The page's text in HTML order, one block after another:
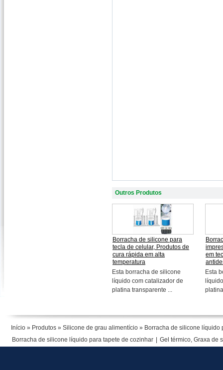
Outros Produtos
Borracha de silicone para
tecla de celular, Produtos de
cura rápida em alta
temperatura
Esta borracha de silicone
líquido com catalizador de
platina transparente ...
em
Esta
Início » Produtos » Silicone de grau alimentício » Borracha de silicone líquido
Borracha de silicone líquido para tapete de cozinhar
Gel térmico, Graxa de